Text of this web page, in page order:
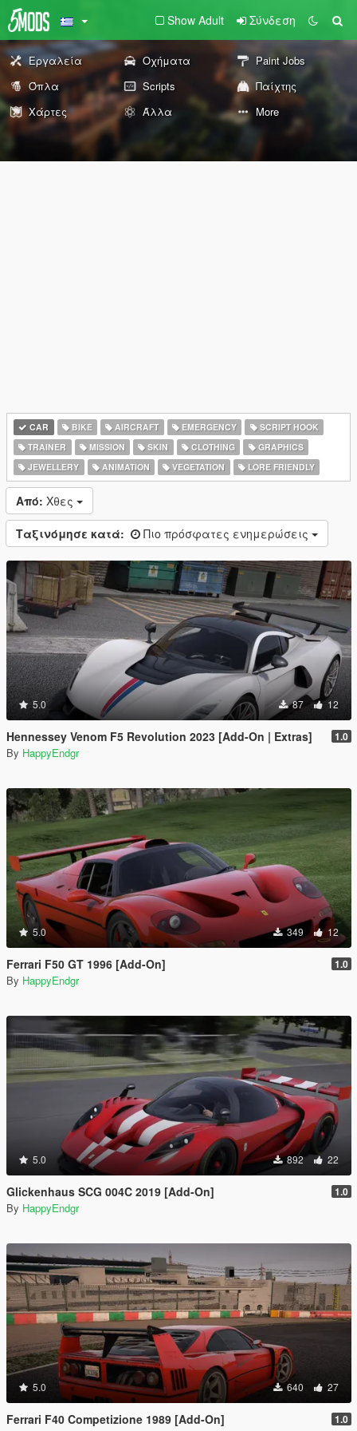
Show Adult Σύνδεση
Εργαλεία Οχήματα
Paint Jobs
Όπλα
Scripts
Παίχτης
Χάρτες
Άλλα More
CAR BIKE AIRCRAFT EMERGENCY
SCRIPT HOOK
TRAINER
MISSION SKIN CLOTHING
GRAPHICS
JEWELLERY
ANIMATION VEGETATION LORE FRIENDLY
Από: Χθες
Ταξινόμησε κατά: Πιο πρόσφατες ενημερώσεις
5.0 87 12
Hennessey Venom F5 Revolution 2023 [Add-On | Extras] 1.0
By HappyEndgr
5.0 349 12
Ferrari F50 GT 1996 [Add-On] 1.0
By HappyEndgr
5.0 892 22
Glickenhaus SCG 004C 2019 [Add-On] 1.0
By HappyEndgr
5.0 640 27
Ferrari F40 Competizione 1989 [Add-On] 1.0